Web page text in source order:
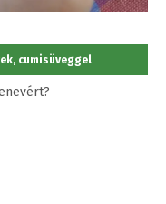
cumisüveggel